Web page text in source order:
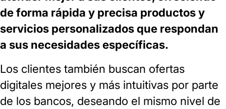
de forma rápida y precisa productos y
servicios personalizados que respondan
a sus necesidades específicas.
Los clientes también buscan ofertas
digitales mejores y más intuitivas por parte
de los bancos, deseando el mismo nivel de